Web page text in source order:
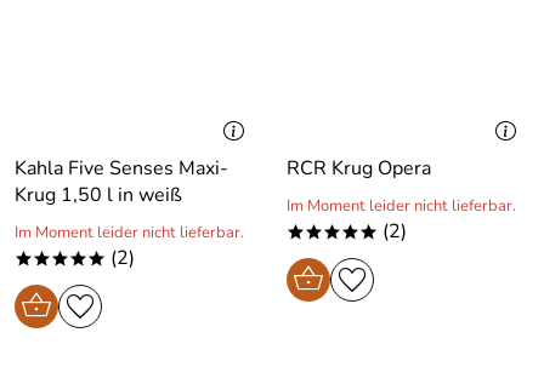
Kahla Five Senses Maxi-
Krug 1,50 l in weiß
Im Moment leider nicht lieferbar.
***** (2)
RCR Krug Opera
Im Moment leider nicht lieferbar.
***** (2)